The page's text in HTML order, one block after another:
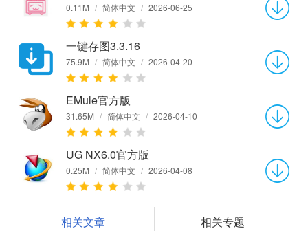
0.11M / 简体中文 / 2026-06-25
一键存图3.3.16
75.9M / 简体中文 / 2026-04-20
EMule官方版
31.65M / 简体中文 / 2026-04-10
UG NX6.0官方版
0.25M / 简体中文 / 2026-04-08
相关文章 相关专题